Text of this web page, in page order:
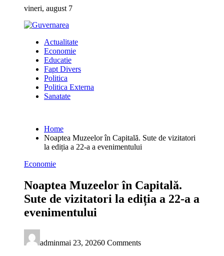
content
vineri, august 7
Actualitate
Economie
Educatie
Fapt Divers
Politica
Politica Externa
Sanatate
Home
Noaptea Muzeelor în Capitală. Sute de vizitatori
la ediția a 22-a a evenimentului
Economie
Noaptea Muzeelor în Capitală.
Sute de vizitatori la ediția a 22-a a
evenimentului
adminmai 23, 20260 Comments